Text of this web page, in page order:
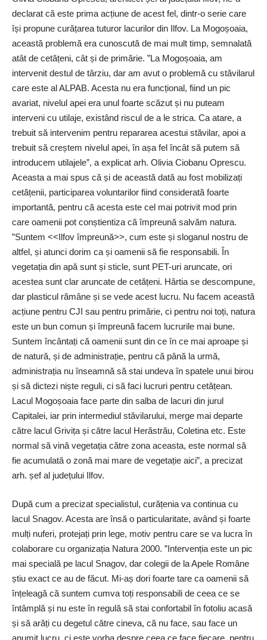
declarat că este prima acțiune de acest fel, dintr-o serie care
își propune curățarea tuturor lacurilor din Ilfov. La Mogoșoaia,
această problemă era cunoscută de mai mult timp, semnalată
atât de cetățeni, cât și de primărie. ”La Mogoșoaia, am
intervenit destul de târziu, dar am avut o problemă cu stăvilarul
care este al ALPAB. Acesta nu era funcțional, fiind un pic
avariat, nivelul apei era unul foarte scăzut și nu puteam
interveni cu utilaje, existând riscul de a le strica. Ca atare, a
trebuit să intervenim pentru repararea acestui stăvilar, apoi a
trebuit să creștem nivelul apei, în așa fel încât să putem să
introducem utilajele”, a explicat arh. Olivia Ciobanu Oprescu.
Aceasta a mai spus că și de această dată au fost mobilizați
cetățenii, participarea voluntarilor fiind considerată foarte
importantă, pentru că acesta este cel mai potrivit mod prin
care oamenii pot conștientiza că împreună salvăm natura.
”Suntem <<Ilfov împreună>>, cum este și sloganul nostru de
altfel, și atunci dorim ca și oamenii să fie responsabili. În
vegetația din apă sunt și sticle, sunt PET-uri aruncate, ori
acestea sunt clar aruncate de cetățeni. Hârtia se descompune,
dar plasticul rămâne și se vede acest lucru. Nu facem această
acțiune pentru CJI sau pentru primărie, ci pentru noi toți, natura
este un bun comun și împreună facem lucrurile mai bune.
Suntem încântați că oamenii sunt din ce în ce mai aproape și
de natură, și de administrație, pentru că până la urmă,
administrația nu înseamnă să stai undeva în spatele unui birou
și să dictezi niște reguli, ci să faci lucruri pentru cetățean.
Lacul Mogoșoaia face parte din salba de lacuri din jurul
Capitalei, iar prin intermediul stăvilarului, merge mai departe
către lacul Grivița și către lacul Herăstrău, Coletina etc. Este
normal să vină vegetația către zona aceasta, este normal să
fie acumulată o zonă mai mare de vegetație aici”, a precizat
arh. șef al județului Ilfov.
După cum a precizat specialistul, curățenia va continua cu
lacul Snagov. Acesta are însă o particularitate, având și foarte
mulți nuferi, protejați prin lege, motiv pentru care se va lucra în
colaborare cu organizația ­Natura 2000. ”Intervenția este un pic
mai specială pe lacul Snagov, dar colegii de la Apele Române
știu exact ce au de făcut. Mi-aș dori foarte tare ca oamenii să
înțeleagă că suntem cumva toți responsabili de ­ceea ce se
întâmplă și nu este în regulă să stai confortabil în fotoliu acasă
și să arăți cu degetul către cineva, că nu face, sau face un
anumit lucru, ci este vorba despre ceea ce face fiecare, pentru